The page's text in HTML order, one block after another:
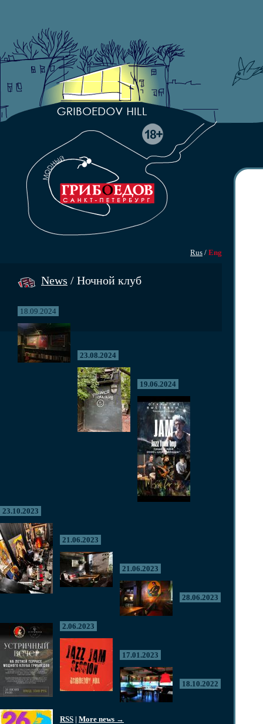
Rus / Eng
News / Ночной клуб
18.09.2024
23.08.2024
19.06.2024
23.10.2023
21.06.2023
21.06.2023
28.06.2023
2.06.2023
17.01.2023
18.10.2022
RSS | More news →